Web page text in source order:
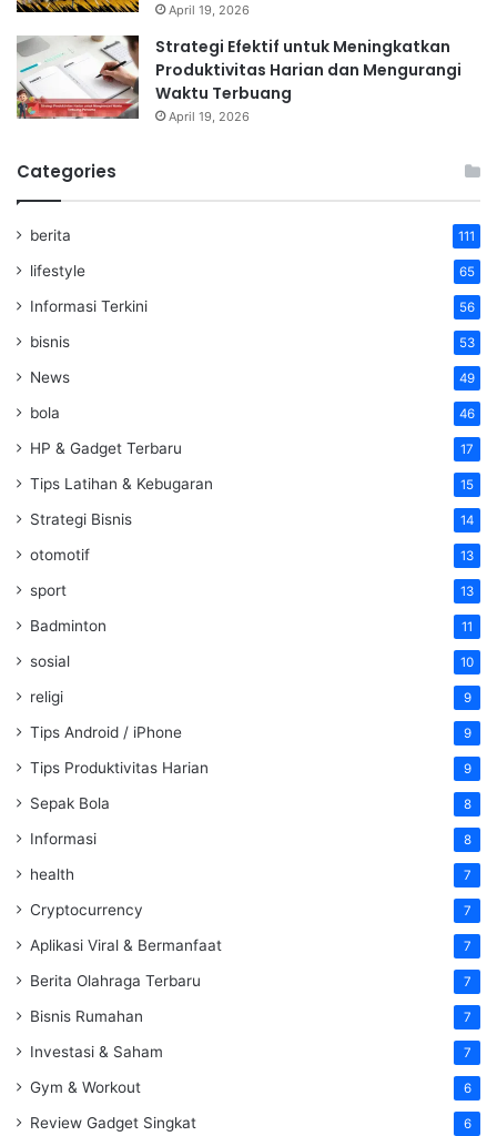
April 19, 2026
Strategi Efektif untuk Meningkatkan
Produktivitas Harian dan Mengurangi
Waktu Terbuang
April 19, 2026
Categories
berita 111
lifestyle 65
Informasi Terkini 56
bisnis 53
News 49
bola 46
HP & Gadget Terbaru 17
Tips Latihan & Kebugaran 15
Strategi Bisnis 14
otomotif 13
sport 13
Badminton 11
sosial 10
religi 9
Tips Android / iPhone 9
Tips Produktivitas Harian 9
Sepak Bola 8
Informasi 8
health 7
Cryptocurrency 7
Aplikasi Viral & Bermanfaat 7
Berita Olahraga Terbaru 7
Bisnis Rumahan 7
Investasi & Saham 7
Gym & Workout 6
Review Gadget Singkat 6